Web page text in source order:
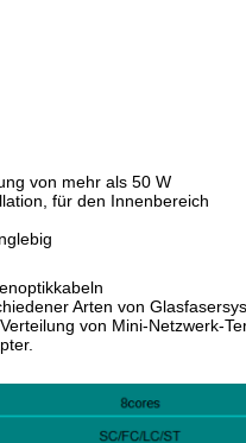
von mehr als 50 W
für den Innenbereich
Arten von
von Mini-Netzwerk-